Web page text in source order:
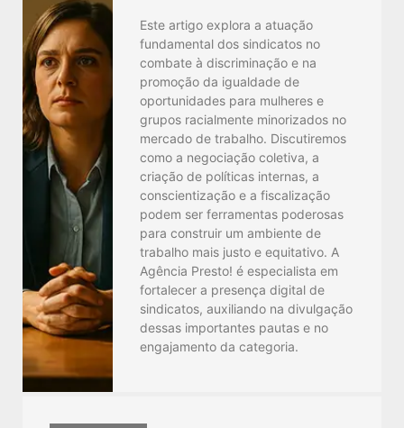
Este artigo explora a atuação
fundamental dos sindicatos no
combate à discriminação e na
promoção da igualdade de
oportunidades para mulheres e
grupos racialmente minorizados no
mercado de trabalho. Discutiremos
como a negociação coletiva, a
criação de políticas internas, a
conscientização e a fiscalização
podem ser ferramentas poderosas
para construir um ambiente de
trabalho mais justo e equitativo. A
Agência Presto! é especialista em
fortalecer a presença digital de
sindicatos, auxiliando na divulgação
dessas importantes pautas e no
engajamento da categoria.